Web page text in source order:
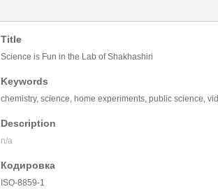
Title
Science is Fun in the Lab of Shakhashiri
Keywords
chemistry, science, home experiments, public science,
Description
n/a
Кодировка
ISO-8859-1